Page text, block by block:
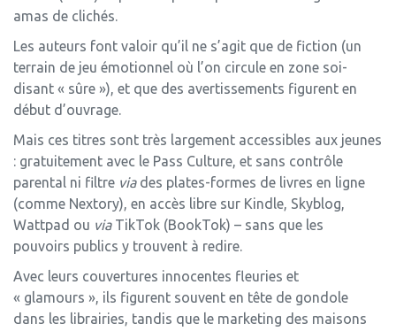
amas de clichés.
Les auteurs font valoir qu’il ne s’agit que de fiction (un
terrain de jeu émotionnel où l’on circule en zone soi-
disant « sûre »), et que des avertissements figurent en
début d’ouvrage.
Mais ces titres sont très largement accessibles aux jeunes
: gratuitement avec le Pass Culture, et sans contrôle
parental ni filtre viades plates-formes de livres en ligne
(comme Nextory), en accès libre sur Kindle, Skyblog,
Wattpad ou viaTikTok (BookTok) – sans que les
pouvoirs publics y trouvent à redire.
Avec leurs couvertures innocentes fleuries et
« glamours », ils figurent souvent en tête de gondole
dans les librairies, tandis que le marketing des maisons